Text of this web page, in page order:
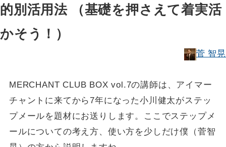
的別活用法 （基礎を押さえて着実活
かそう！）
菅 智晃
MERCHANT CLUB BOX vol.7の講師は、アイマー
チャントに来てから7年になった小川健太がステッ
プメールを題材にお送りします。ここでステップメ
ールについての考え方、使い方を少しだけ僕（菅智